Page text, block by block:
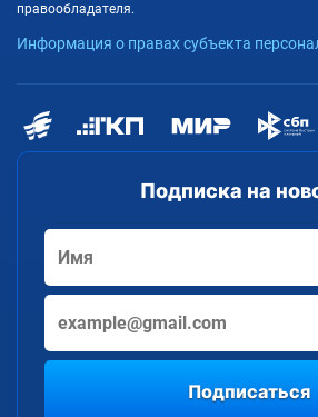
Подписка на
Подписаться
правообладателя.
Информация о правах субъекта